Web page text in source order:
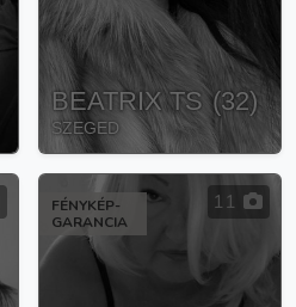
BEATRIX TS (32)
SZEGED
FÉNYKÉP-
GARANCIA
11